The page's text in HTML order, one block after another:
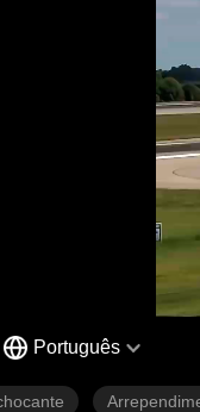
Português